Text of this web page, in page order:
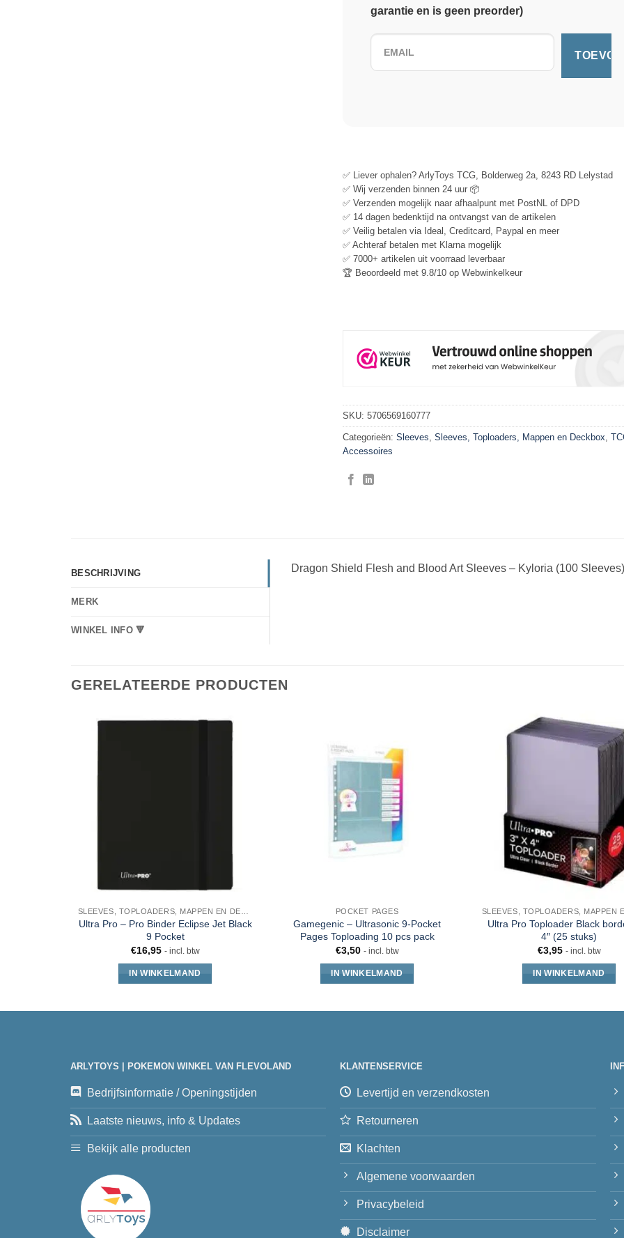
garantie en is geen preorder)
✅ Liever ophalen? ArlyToys TCG, Bolderweg 2a, 8243 RD Lelystad
✅ Wij verzenden binnen 24 uur 📦
✅ Verzenden mogelijk naar afhaalpunt met PostNL of DPD
✅ 14 dagen bedenktijd na ontvangst van de artikelen
✅ Veilig betalen via Ideal, Creditcard, Paypal en meer
✅ Achteraf betalen met Klarna mogelijk
✅ 7000+ artikelen uit voorraad leverbaar
🏆 Beoordeeld met 9.8/10 op Webwinkelkeur
SKU: 5706569160777
Categorieën: Sleeves Sleeves, Toploaders, Mappen en Deckbox
Accessoires
BESCHRIJVING
MERK
WINKEL INFO 🔻
Dragon Shield Flesh and Blood Art Sleeves – Kyloria (100 Sleeves)
GERELATEERDE PRODUCTEN
Ultra Pro – Pro Binder Eclipse Jet Black
9 Pocket
€16,95 - incl. btw
IN WINKELMAND
POCKET PAGES
Gamegenic – Ultrasonic 9-Pocket
Pages Toploading 10 pcs pack
€3,50 - incl. btw
IN WINKELMAND
Ultra Pro Toploader Black
4″ (25 stuks)
€3,95 - incl. btw
IN WINKELMAND
ARLYTOYS | POKEMON WINKEL VAN FLEVOLAND
Bedrijfsinformatie / Openingstijden
Laatste nieuws, info & Updates
Bekijk alle producten
KLANTENSERVICE
Levertijd en verzendkosten
Retourneren
Klachten
Algemene voorwaarden
Privacybeleid
Disclaimer